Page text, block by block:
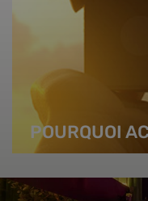
POURQUOI